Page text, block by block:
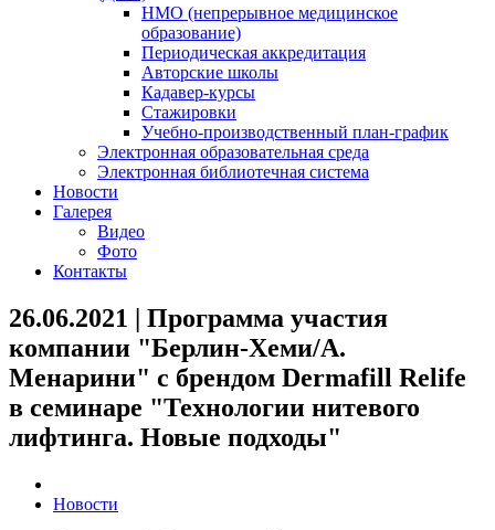
НМО (непрерывное медицинское
образование)
Периодическая аккредитация
Авторские школы
Кадавер-курсы
Стажировки
Учебно-производственный план-график
Электронная образовательная среда
Электронная библиотечная система
Новости
Галерея
Видео
Фото
Контакты
26.06.2021 | Программа участия
компании "Берлин-Хеми/А.
Менарини" с брендом Dermafill Relife
в семинаре "Технологии нитевого
лифтинга. Новые подходы"
Новости